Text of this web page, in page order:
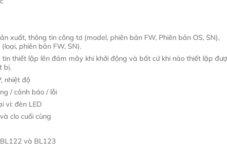
xuất, thông tin công tơ (model, phiên bản FW, Phiên bản OS, SN),
phiên bản FW, SN).
tin thiết lập lên đám mây khi khởi động và bất cứ khi nào thiết lập
bị.
nhiệt độ
/ cảnh báo / lỗi
vi: đèn LED
clo cuối cùng
và BL123